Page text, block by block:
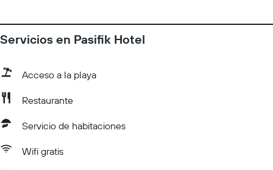
Servicios en Pasifik Hotel
Acceso a la playa
Restaurante
Servicio de habitaciones
Wifi gratis